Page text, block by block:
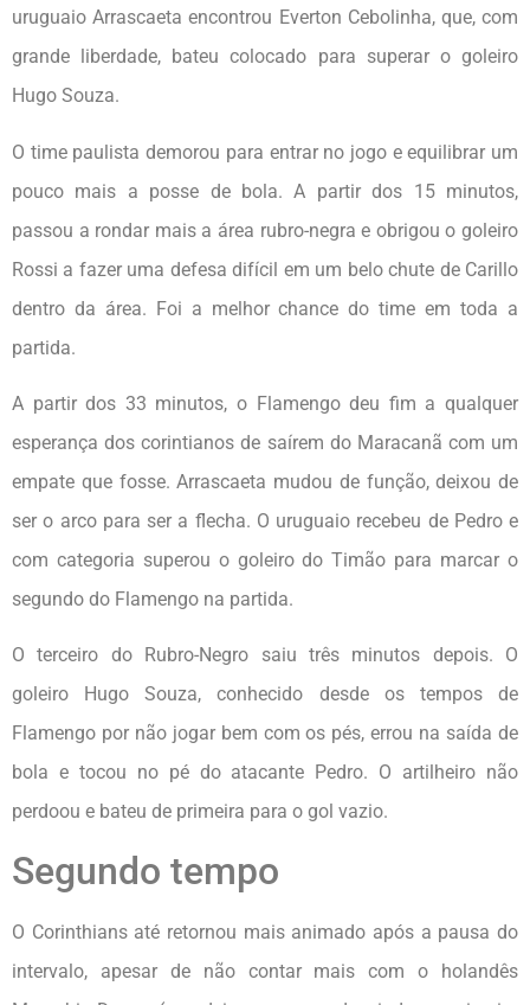
uruguaio Arrascaeta encontrou Everton Cebolinha, que, com
grande liberdade, bateu colocado para superar o goleiro
Hugo Souza.
O time paulista demorou para entrar no jogo e equilibrar um
pouco mais a posse de bola. A partir dos 15 minutos,
passou a rondar mais a área rubro-negra e obrigou o goleiro
Rossi a fazer uma defesa difícil em um belo chute de Carillo
dentro da área. Foi a melhor chance do time em toda a
partida.
A partir dos 33 minutos, o Flamengo deu fim a qualquer
esperança dos corintianos de saírem do Maracanã com um
empate que fosse. Arrascaeta mudou de função, deixou de
ser o arco para ser a flecha. O uruguaio recebeu de Pedro e
com categoria superou o goleiro do Timão para marcar o
segundo do Flamengo na partida.
O terceiro do Rubro-Negro saiu três minutos depois. O
goleiro Hugo Souza, conhecido desde os tempos de
Flamengo por não jogar bem com os pés, errou na saída de
bola e tocou no pé do atacante Pedro. O artilheiro não
perdoou e bateu de primeira para o gol vazio.
Segundo tempo
O Corinthians até retornou mais animado após a pausa do
intervalo, apesar de não contar mais com o holandês